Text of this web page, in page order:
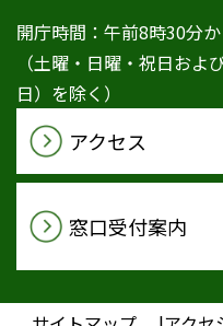
開庁時間：午前8時30分
（土曜・日曜・祝日お
日）を除く）
アクセス
窓口受付案内